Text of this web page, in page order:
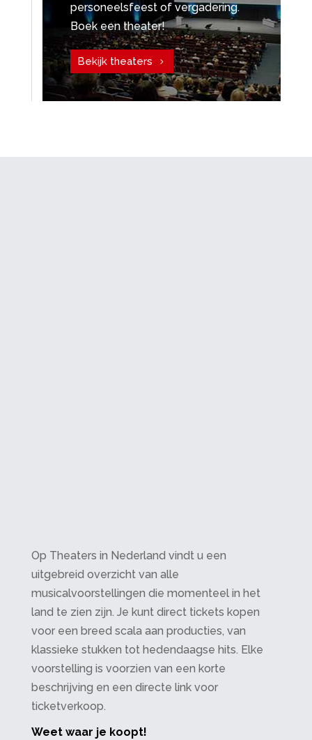
personeelsfeest of vergadering.
Boek een theater!
Bekijk theaters
Op Theaters in Nederland vindt u een
uitgebreid overzicht van alle
musicalvoorstellingen die momenteel in het
land te zien zijn. Je kunt direct tickets kopen
voor een breed scala aan producties, van
klassieke stukken tot hedendaagse hits. Elke
voorstelling is voorzien van een korte
beschrijving en een directe link voor
ticketverkoop.
Weet waar je koopt!